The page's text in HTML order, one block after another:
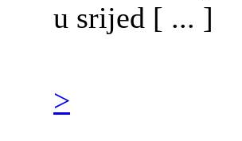
u srijed [ ... ]
>